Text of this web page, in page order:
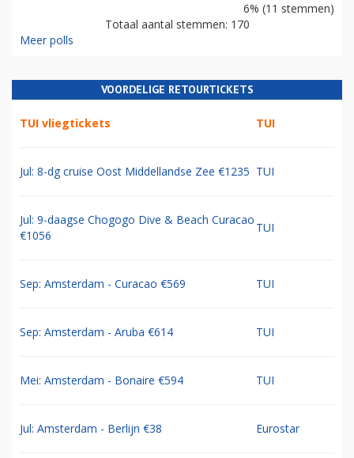
6% (11 stemmen)
Totaal aantal stemmen: 170
Meer polls
VOORDELIGE RETOURTICKETS
TUI vliegtickets TUI
Jul: 8-dg cruise Oost Middellandse Zee €1235 TUI
Jul: 9-daagse Chogogo Dive & Beach Curacao
€1056
TUI
Sep: Amsterdam - Curacao €569 TUI
Sep: Amsterdam - Aruba €614 TUI
Mei: Amsterdam - Bonaire €594 TUI
Jul: Amsterdam - Berlijn €38 Eurostar